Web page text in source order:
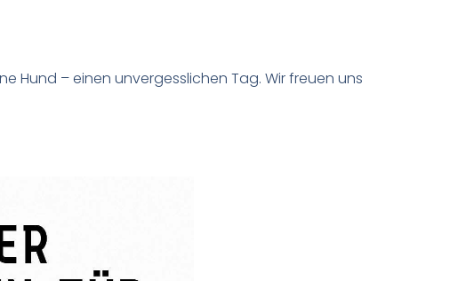
Hund – einen unvergesslichen Tag. Wir freuen uns